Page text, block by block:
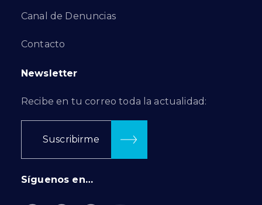
Canal de Denuncias
Contacto
Newsletter
Recibe en tu correo toda la actualidad:
Suscribirme
Síguenos en…